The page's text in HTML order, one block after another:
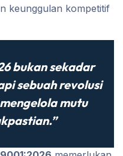
keunggulan kompetitif
bukan sekadar
sebuah revolusi
mutu